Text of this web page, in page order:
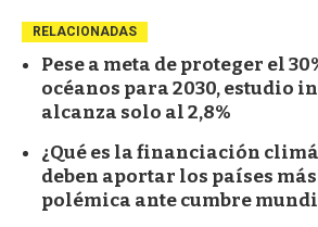
RELACIONADAS
Pese a meta de proteger el
océanos para 2030, estudio
alcanza solo al 2,8%
¿Qué es la financiación
deben aportar los países
polémica ante cumbre